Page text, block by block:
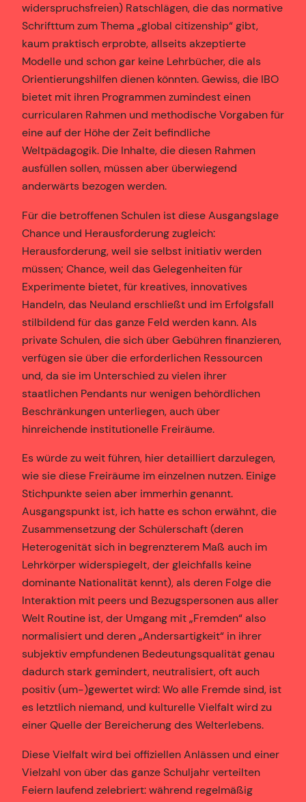
widerspruchsfreien) Ratschlägen, die das normative
Schrifttum zum Thema „global citizenship“ gibt,
kaum praktisch erprobte, allseits akzeptierte
Modelle und schon gar keine Lehrbücher, die als
Orientierungshilfen dienen könnten. Gewiss, die IBO
bietet mit ihren Programmen zumindest einen
curricularen Rahmen und methodische Vorgaben für
eine auf der Höhe der Zeit befindliche
Weltpädagogik. Die Inhalte, die diesen Rahmen
ausfüllen sollen, müssen aber überwiegend
anderwärts bezogen werden.
Für die betroffenen Schulen ist diese Ausgangslage
Chance und Herausforderung zugleich:
Herausforderung, weil sie selbst initiativ werden
müssen; Chance, weil das Gelegenheiten für
Experimente bietet, für kreatives, innovatives
Handeln, das Neuland erschließt und im Erfolgsfall
stilbildend für das ganze Feld werden kann. Als
private Schulen, die sich über Gebühren finanzieren,
verfügen sie über die erforderlichen Ressourcen
und, da sie im Unterschied zu vielen ihrer
staatlichen Pendants nur wenigen behördlichen
Beschränkungen unterliegen, auch über
hinreichende institutionelle Freiräume.
Es würde zu weit führen, hier detailliert darzulegen,
wie sie diese Freiräume im einzelnen nutzen. Einige
Stichpunkte seien aber immerhin genannt.
Ausgangspunkt ist, ich hatte es schon erwähnt, die
Zusammensetzung der Schülerschaft (deren
Heterogenität sich in be­grenzterem Maß auch im
Lehrkörper widerspiegelt, der gleichfalls keine
dominante Nationalität kennt), als deren Folge die
Interaktion mit peers und Bezugspersonen aus aller
Welt Routine ist, der Umgang mit „Fremden“ also
normalisiert und deren „Andersartigkeit“ in ihrer
subjektiv empfundenen Bedeutungsqualität genau
dadurch stark gemindert, neutralisiert, oft auch
positiv (um-)gewertet wird: Wo alle Fremde sind, ist
es letztlich niemand, und kulturelle Vielfalt wird zu
einer Quelle der Bereicherung des Welterlebens.
Diese Vielfalt wird bei offiziellen Anlässen und einer
Vielzahl von über das ganze Schuljahr verteilten
Feiern laufend zelebriert: während regelmäßig